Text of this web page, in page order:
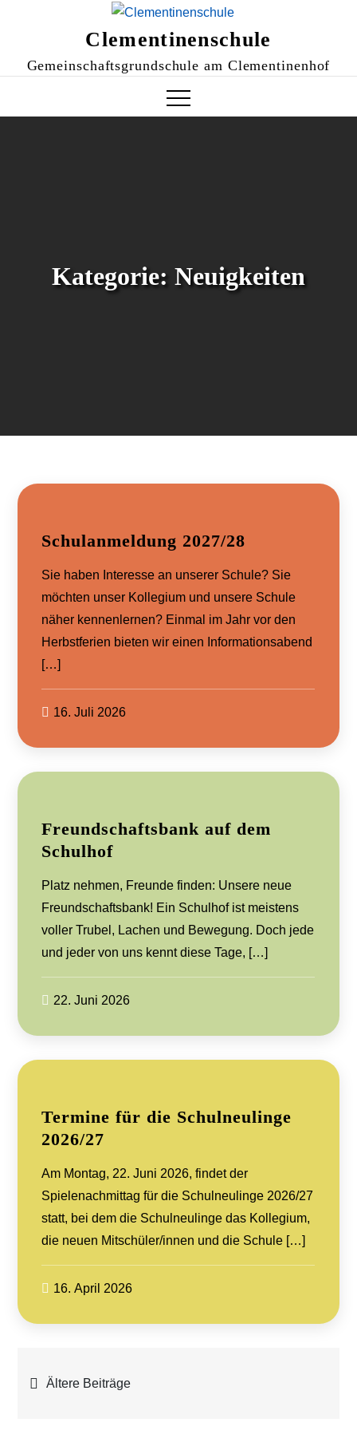
Clementinenschule
Gemeinschaftsgrundschule am Clementinenhof
Kategorie: Neuigkeiten
Schulanmeldung 2027/28
Sie haben Interesse an unserer Schule? Sie
möchten unser Kollegium und unsere Schule
näher kennenlernen? Einmal im Jahr vor den
Herbstferien bieten wir einen Informationsabend
[…]
16. Juli 2026
Freundschaftsbank auf dem
Schulhof
Platz nehmen, Freunde finden: Unsere neue
Freundschaftsbank! Ein Schulhof ist meistens
voller Trubel, Lachen und Bewegung. Doch jede
und jeder von uns kennt diese Tage, […]
22. Juni 2026
Termine für die Schulneulinge
2026/27
Am Montag, 22. Juni 2026, findet der
Spielenachmittag für die Schulneulinge 2026/27
statt, bei dem die Schulneulinge das Kollegium,
die neuen Mitschüler/innen und die Schule […]
16. April 2026
Beitragsnavigation
Ältere Beiträge